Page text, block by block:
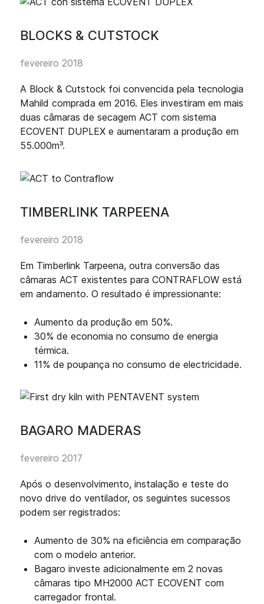
BLOCKS & CUTSTOCK
fevereiro 2018
A Block & Cutstock foi convencida pela tecnologia
Mahild comprada em 2016. Eles investiram em mais
duas câmaras de secagem ACT com sistema
ECOVENT DUPLEX e aumentaram a produção em
55.000m³.
TIMBERLINK TARPEENA
fevereiro 2018
Em Timberlink Tarpeena, outra conversão das
câmaras ACT existentes para CONTRAFLOW está
em andamento. O resultado é impressionante:
Aumento da produção em 50%.
30% de economia no consumo de energia
térmica.
11% de poupança no consumo de electricidade.
BAGARO MADERAS
fevereiro 2017
Após o desenvolvimento, instalação e teste do
novo drive do ventilador, os seguintes sucessos
podem ser registrados:
Aumento de 30% na eficiência em comparação
com o modelo anterior.
Bagaro investe adicionalmente em 2 novas
câmaras tipo MH2000 ACT ECOVENT com
carregador frontal.